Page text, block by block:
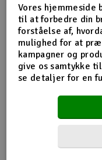
Smarthjem,
Solenergi
Værktøj,
Gavekort
B032 kuglelejer
Flere detaljer
Produktet er
forbundet med
Del af PartFinder
Vores hjemmeside
til at forbedre din
forståelse af,
mulighed for at
kampagner og
give os samtykke
se detaljer for en